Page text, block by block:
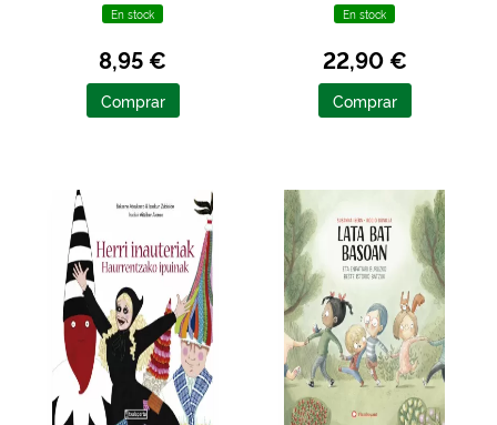
En stock
8,95 €
Comprar
En stock
22,90 €
Comprar